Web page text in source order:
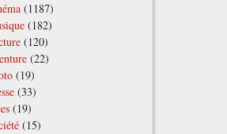
(1187)
(182)
(120)
(22)
(19)
(33)
(19)
(15)